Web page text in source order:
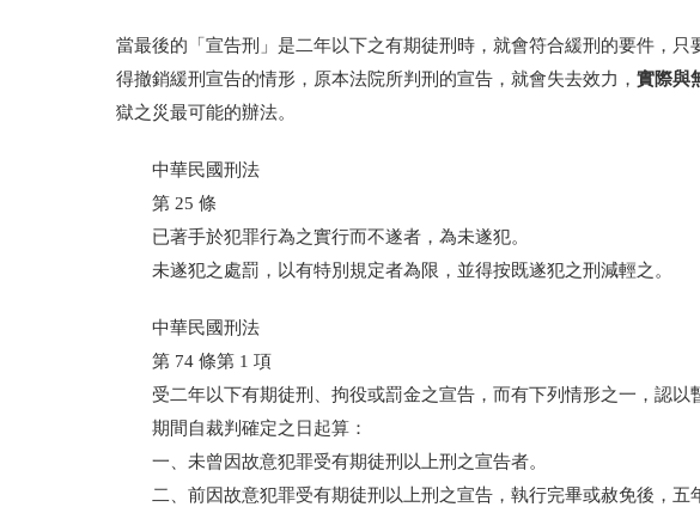
當最後的「宣告刑」是二年以下之有期徒刑時，就會符合緩刑的要件，只
得撤銷緩刑宣告的情形 ，原本法院所判刑的宣告，就會失去效力， 實際與
獄之災最可能的辦法。
中華民國刑法
第 25 條
已著手於犯罪行為之實行而不遂者，為未遂犯。
未遂犯之處罰，以有特別規定者為限，並得按既遂犯之刑減輕之。
中華民國刑法
第 74 條第 1 項
受二年以下有期徒刑、拘役或罰金之宣告，而有下列情形之一，認以
期間自裁判確定之日 起算：
一、未曾因故意犯罪受有期徒刑以上刑之宣告者。
二、前因故意犯罪受有期徒刑以上刑之宣告，執行完畢或赦免後，五